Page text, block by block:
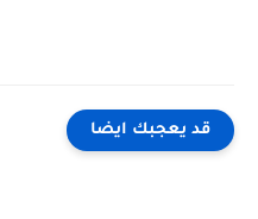
قد يعجبك ايضا